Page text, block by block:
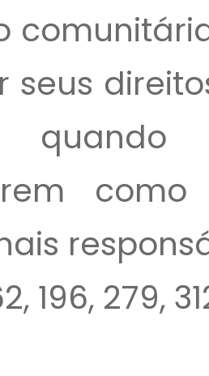
seus
196, 279,